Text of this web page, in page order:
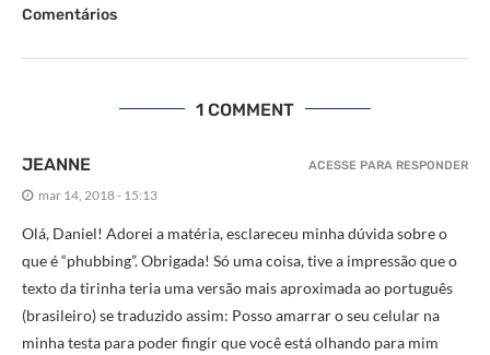
Comentários
1 COMMENT
JEANNE
mar 14, 2018 - 15:13
Olá, Daniel! Adorei a matéria, esclareceu minha dúvida sobre o
que é “phubbing”. Obrigada! Só uma coisa, tive a impressão que o
texto da tirinha teria uma versão mais aproximada ao português
(brasileiro) se traduzido assim: Posso amarrar o seu celular na
minha testa para poder fingir que você está olhando para mim
ACESSE PARA RESPONDER